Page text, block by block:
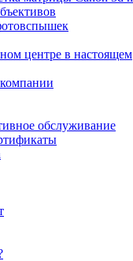
центре в настоящем
обслуживание